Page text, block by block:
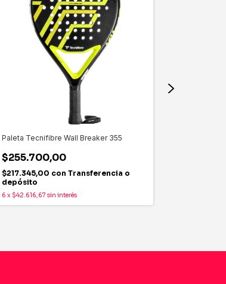
Paleta Tecnifibre Wall Breaker 355
$255.700,00
$217.345,00 con Transferencia o
depósito
6 x $42.616,67 sin interés